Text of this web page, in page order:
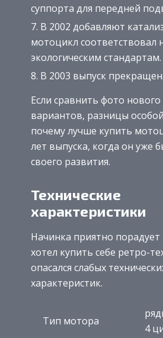
суппорта для передней
В 2002 добавляют
мотоцикл соответствовал
экологическим стандартам.
В 2003 выпуск прекращен.
Если сравнить фото
вариантов, разницы
почему лучше купить
лет выпуска, когда он уже
своего развития.
Технические
характеристики
Начинка приятно порадует
хотел купить себе ретро-
опасался слабых
характеристик.
Тип мотора
4